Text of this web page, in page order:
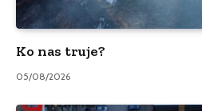
Ko nas truje?
05/08/2026